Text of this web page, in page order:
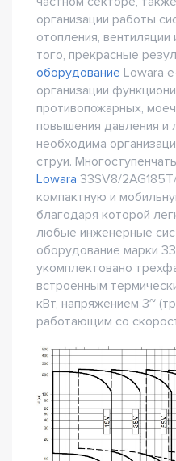
организации работы
отопления,
того, прекрасные
оборудование Lowara
организации
противопожарных,
повышения давления и
необходима
струи.
Lowara 33SV8/
компактную и
благодаря которой
любые инженерные
оборудование марки
укомплектовано
встроенным
кВт, напряжением 3~
работающим со